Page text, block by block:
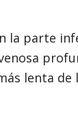
la parte
lenta de